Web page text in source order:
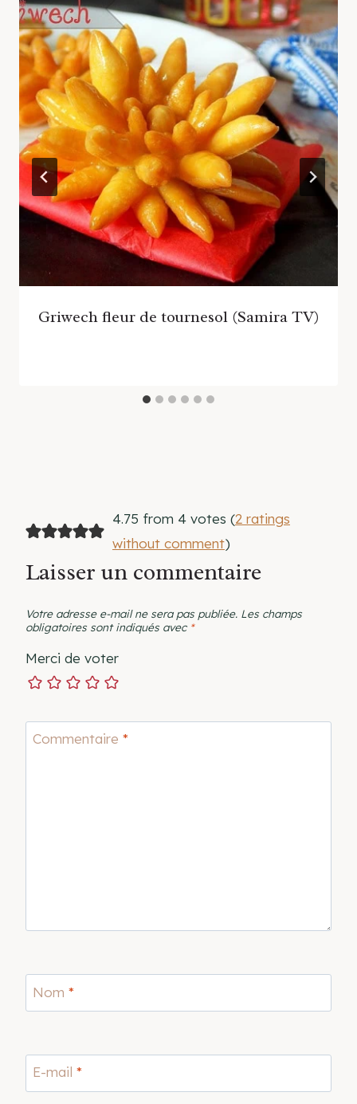
Griwech fleur de tournesol (Samira TV)
4.75 from 4 votes (2 ratings
without comment)
Laisser un commentaire
Votre adresse e-mail ne sera pas publiée. Les champs
obligatoires sont indiqués avec *
Merci de voter
Commentaire *
Nom *
E-mail *